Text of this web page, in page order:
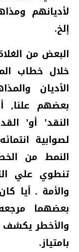
لأديانهم
إلخ‏.‏
البعض من
خلال خطاب
الأديان
بعضهم علنا‏,‏
النقد‏'‏ أو‏'‏
لصوابية
النمط من
تنطوي علي
والأمة ـ أيا
بعضهما
والأخطر يكشف
بامتياز‏.‏